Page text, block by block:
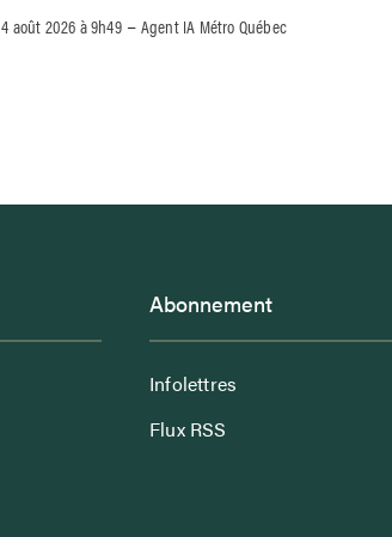
4 août 2026 à 9h49–Agent IA Métro Québec
Abonnement
Infolettres
Flux RSS